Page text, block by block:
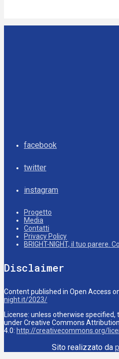
facebook
twitter
instagram
Progetto
Media
Contatti
Privacy Policy
BRIGHT-NIGHT, il tuo parere.
Disclaimer
Content published in Open Access
night.it/2023/
License: unless otherwise
under Creative Commons
4.0: http://creativecommons.org/
Sito realizzato da